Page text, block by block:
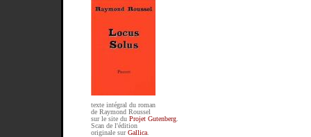
texte intégral du roman
de Raymond Roussel
sur le site du Projet Gutenberg.
Scan de l'édition
originale surGallica.